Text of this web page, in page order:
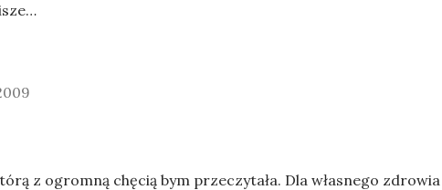
z ogromną chęcią bym przeczytała. Dla własnego zdrowia